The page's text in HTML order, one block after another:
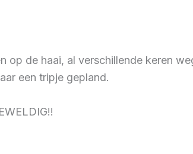
op de haai, al verschillende keren
een tripje gepland.